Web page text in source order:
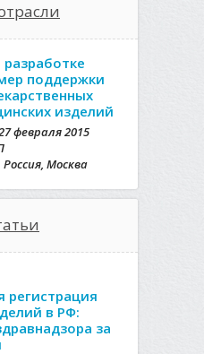
поддержки
изделий
февраля 2015
Россия, Москва
регистрация
в РФ:
за